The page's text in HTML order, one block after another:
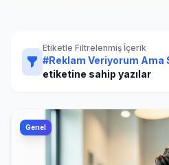
Etiketle Filtrelenmiş İçerik
#Reklam Veriyorum Ama
etiketine sahip yazılar
Genel